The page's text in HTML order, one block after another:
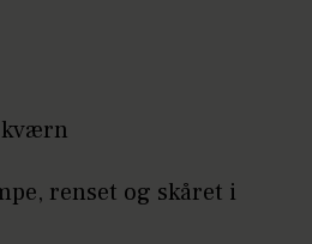
kværn
renset og skåret i